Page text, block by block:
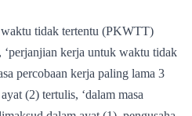
tidak tertentu (PKWTT)
‘perjanjian kerja untuk waktu tidak
percobaan kerja paling lama 3
(2) tertulis, ‘dalam masa